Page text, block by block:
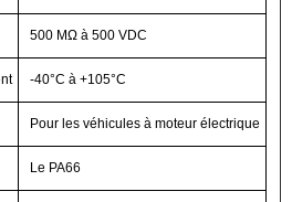
500 MΩ à 500 VDC
-40°C à +105°C
Pour les véhicules à moteur électrique
Le PA66